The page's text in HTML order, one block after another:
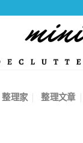
理家 整理文章